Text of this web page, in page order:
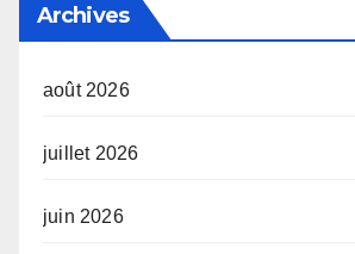
Archives
août 2026
juillet 2026
juin 2026